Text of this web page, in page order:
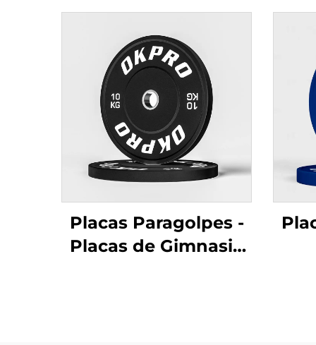
Placas Paragolpes -
Placas de Gimnasio